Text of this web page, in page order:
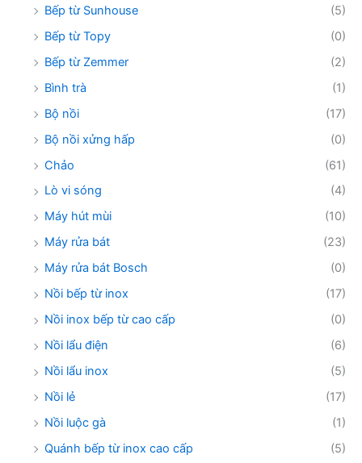
Bếp từ Sunhouse
(5)
Bếp từ Topy
(0)
Bếp từ Zemmer
(2)
Bình trà
(1)
Bộ nồi
(17)
Bộ nồi xửng hấp
(0)
Chảo
(61)
Lò vi sóng
(4)
Máy hút mùi
(10)
Máy rửa bát
(23)
Máy rửa bát Bosch
(0)
Nồi bếp từ inox
(17)
Nồi inox bếp từ cao cấp
(0)
Nồi lẩu điện
(6)
Nồi lẩu inox
(5)
Nồi lẻ
(17)
Nồi luộc gà
(1)
Quánh bếp từ inox cao cấp
(5)